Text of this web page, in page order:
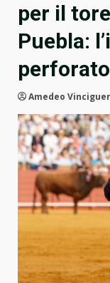
per il
Puebla:
Amedeo